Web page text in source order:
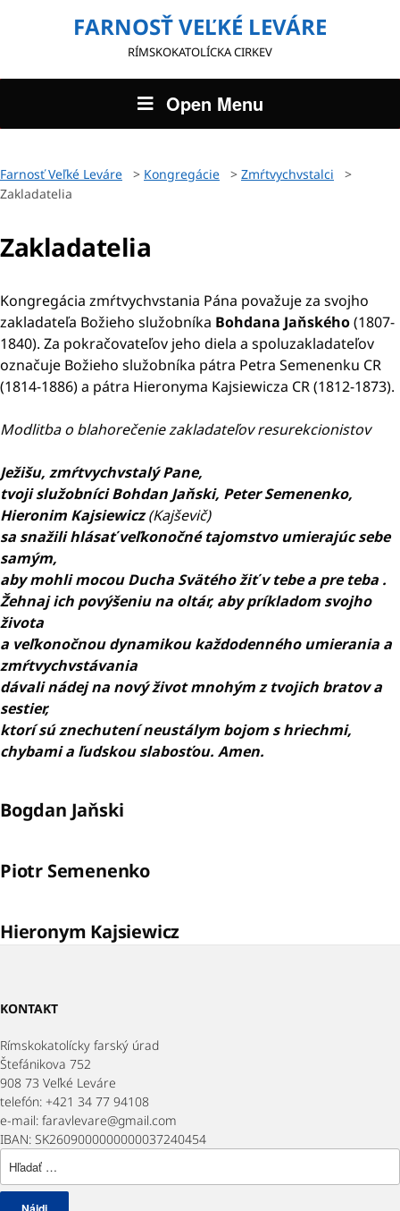
FARNOSŤ VEĽKÉ LEVÁRE
RÍMSKOKATOLÍCKA CIRKEV
Open Menu
Farnosť Veľké Leváre > Kongregácie > Zmŕtvychvstalci
>
Zakladatelia
Zakladatelia
Kongregácia zmŕtvychvstania Pána považuje za svojho
zakladateľa Božieho služobníka Bohdana Jaňského(1807-
1840). Za pokračovateľov jeho diela a spoluzakladateľov
označuje Božieho služobníka pátra Petra Semenenku CR
(1814-1886) a pátra Hieronyma Kajsiewicza CR (1812-1873).
Modlitba o blahorečenie zakladateľov resurekcionistov
Ježišu, zmŕtvychvstalý Pane,
tvoji služobníci Bohdan Jaňski, Peter Semenenko,
Hieronim Kajsiewicz(Kajševič)
sa snažili hlásať veľkonočné tajomstvo umierajúc sebe
samým,
aby mohli mocou Ducha Svätého žiť v tebe a pre teba .
Žehnaj ich povýšeniu na oltár, aby príkladom svojho
života
a veľkonočnou dynamikou každodenného umierania a
zmŕtvychvstávania
dávali nádej na nový život mnohým z tvojich bratov a
sestier,
ktorí sú znechutení neustálym bojom s hriechmi,
chybami a ľudskou slabosťou. Amen.
Bogdan Jaňski
Piotr Semenenko
Hieronym Kajsiewicz
KONTAKT
Rímskokatolícky farský úrad
Štefánikova 752
908 73 Veľké Leváre
telefón: +421 34 77 94108
e-mail: faravlevare@gmail.com
IBAN: SK2609000000000037240454